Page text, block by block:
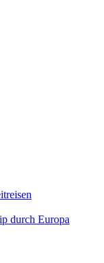
durch Europa